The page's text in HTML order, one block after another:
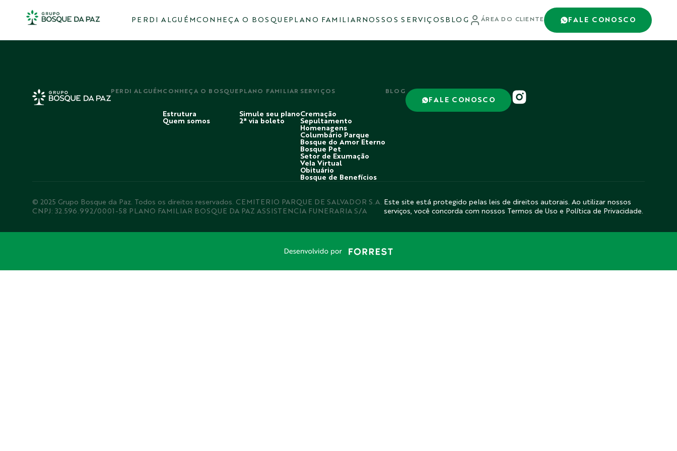
PERDI ALGUÉM CONHEÇA O BOSQUE PLANO FAMILIAR NOSSOS SERVIÇOS BLOG ÁREA DO CLIENTE FALE CONOSCO
PERDI ALGUÉM CONHEÇA O BOSQUE
Estrutura
Quem somos
PLANO FAMILIAR
Simule seu plano
2ª via boleto
SERVIÇOS
Cremação
Sepultamento
Homenagens
Columbário Parque
Bosque do Amor Eterno
Bosque Pet
Setor de Exumação
Vela Virtual
Obituário
Bosque de Benefícios
BLOG
FALE CONOSCO
© 2025 Grupo Bosque da Paz. Todos os direitos reservados. CEMITERIO PARQUE DE SALVADOR S.A.
CNPJ: 32.596.992/0001-58 PLANO FAMILIAR BOSQUE DA PAZ ASSISTENCIA FUNERARIA S/A
Este site está protegido pelas leis de direitos autorais. Ao utilizar nossos
serviços, você concorda com nossos Termos de Uso e Política de Privacidade.